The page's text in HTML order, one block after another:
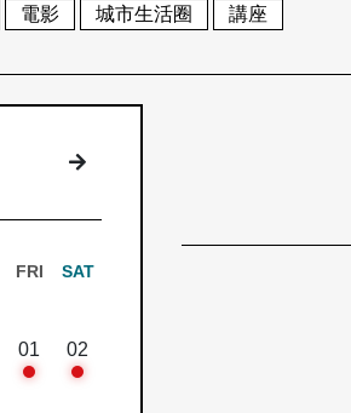
電影 城市生活圈 講座
下個月
FRI SAT
01 02